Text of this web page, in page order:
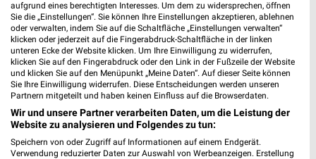
Reformhaus Lichius Eitorf
Markt 17
53783 Eitorf
454,44 km • Angebote: 1 Prospekt
Reformhaus Steinebach Bad Marienberg
Bismarckstr. 2
56470 Bad Marienberg
aufgrund eines berechtigten Interesses. Um dem zu widersprechen, öffnen
Sie die „Einstellungen“. Sie können Ihre Einstellungen akzeptieren, ablehnen
oder verwalten, indem Sie auf die Schaltfläche „Einstellungen verwalten“
klicken oder jederzeit auf die Fingerabdruck-Schaltfläche in der linken
unteren Ecke der Website klicken. Um Ihre Einwilligung zu widerrufen,
klicken Sie auf den Fingerabdruck oder den Link in der Fußzeile der Website
und klicken Sie auf den Menüpunkt „Meine Daten“. Auf dieser Seite können
Sie Ihre Einwilligung widerrufen. Diese Entscheidungen werden unseren
Partnern mitgeteilt und haben keinen Einfluss auf die Browserdaten.
Wir und unsere Partner verarbeiten Daten, um die Leistung der
Website zu analysieren und Folgendes zu tun:
Speichern von oder Zugriff auf Informationen auf einem Endgerät.
Verwendung reduzierter Daten zur Auswahl von Werbeanzeigen. Erstellung